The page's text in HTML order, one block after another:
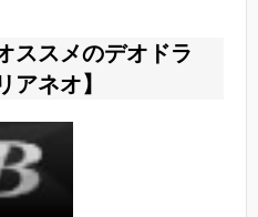
ススメのデオドラ
アネオ】